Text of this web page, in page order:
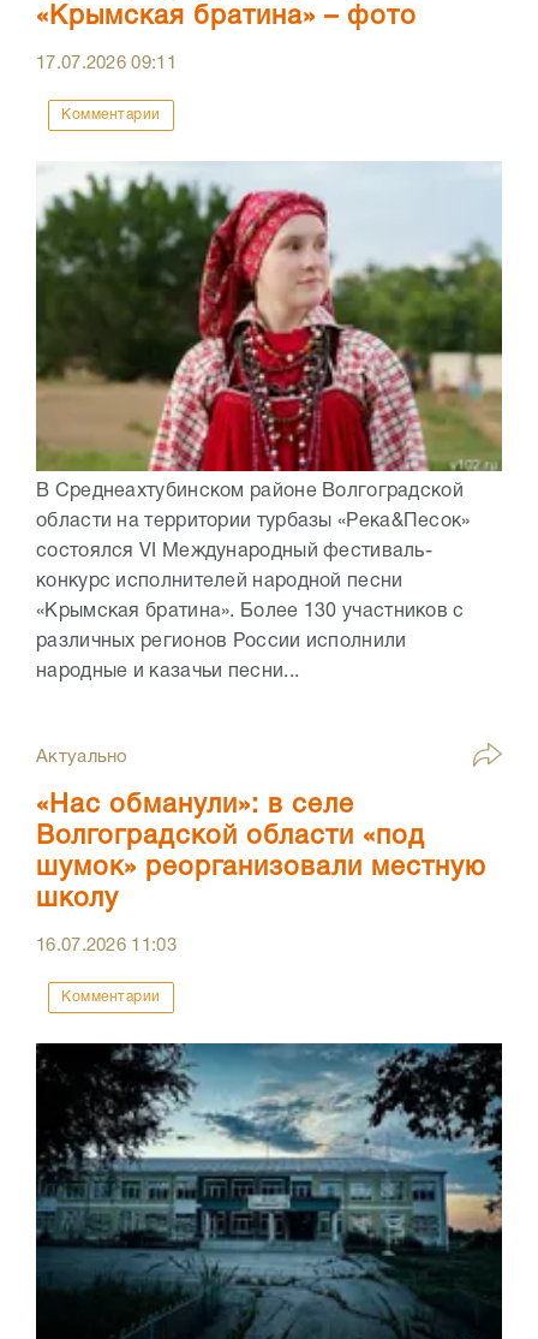
«Крымская братина» – фото
17.07.202609:11
Комментарии
В Среднеахтубинском районе Волгоградской
области на территории турбазы «Река&Песок»
состоялся VI Международный фестиваль-
конкурс исполнителей народной песни
«Крымская братина». Более 130 участников с
различных регионов России исполнили
народные и казачьи песни...
Актуально
«Нас обманули»: в селе
Волгоградской области «под
шумок» реорганизовали местную
школу
16.07.2026 11:03
Комментарии